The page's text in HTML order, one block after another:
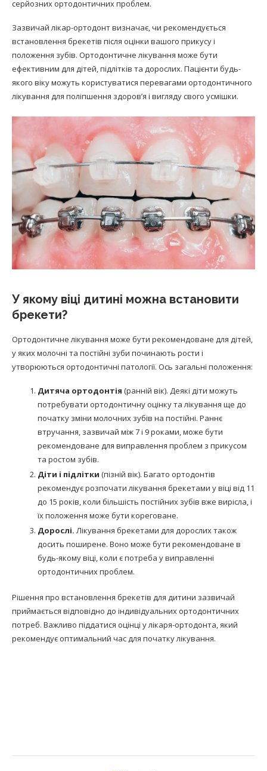
серйозних ортодонтичних проблем.
Зазвичай лікар-ортодонт визначає, чи рекомендується
встановлення брекетів після оцінки вашого прикусу і
положення зубів. Ортодонтичне лікування може бути
ефективним для дітей, підлітків та дорослих. Пацієнти будь-
якого віку можуть користуватися перевагами ортодонтичного
лікування для поліпшення здоров’я і вигляду свого усмішки.
У якому віці дитині можна встановити
брекети?
Ортодонтичне лікування може бути рекомендоване для дітей,
у яких молочні та постійні зуби починають рости і
утворюються ортодонтичні патології. Ось загальні положення:
Дитяча ортодонтія (ранній вік). Деякі діти можуть
потребувати ортодонтичну оцінку та лікування ще до
початку зміни молочних зубів на постійні. Раннє
втручання, зазвичай між 7 і 9 роками, може бути
рекомендоване для виправлення проблем з прикусом
та ростом зубів.
Діти і підлітки (пізній вік). Багато ортодонтів
рекомендує розпочати лікування брекетами у віці від 11
до 15 років, коли більшість постійних зубів вже вирісла, і
їх положення може бути кореговане.
Дорослі. Лікування брекетами для дорослих також
досить поширене. Воно може бути рекомендоване в
будь-якому віці, коли є потреба у виправленні
ортодонтичних проблем.
Рішення про встановлення брекетів для дитини зазвичай
приймається відповідно до індивідуальних ортодонтичних
потреб. Важливо піддатися оцінці у лікаря-ортодонта, який
рекомендує оптимальний час для початку лікування.